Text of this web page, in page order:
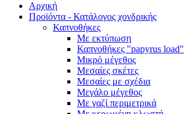
Αρχική
Προϊόντα - Κατάλογος χονδρικής
Καπνοθήκες
Με εκτύπωση
Καπνοθήκες "papyrus load"
Μικρό μέγεθος
Μεσαίες σκέτες
Μεσαίες με σχέδια
Μεγάλο μέγεθος
Με γαζί περιμετρικά